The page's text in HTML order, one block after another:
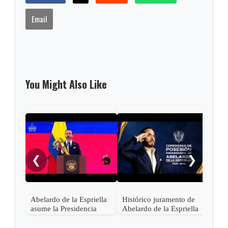
Email
You Might Also Like
❮
Abelardo de la Espriella
asume la Presidencia
Histórico juramento de
Abelardo de la Espriella
❯